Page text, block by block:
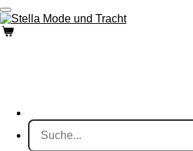
Zum
Hauptinhalt
springen